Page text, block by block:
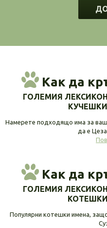
Как да
ГОЛЕМИЯ
Намерете подходящо има за
да е
Как да
ГОЛЕМИЯ
Популярни котешки имена,